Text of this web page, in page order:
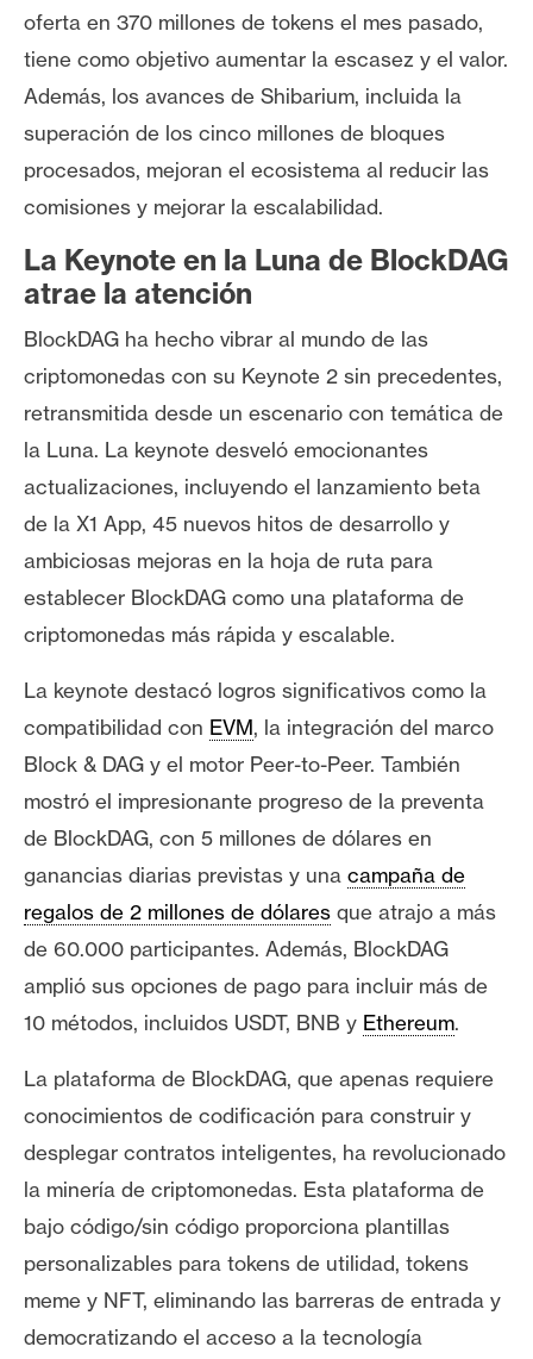
oferta en 370 millones de tokens el mes pasado,
tiene como objetivo aumentar la escasez y el valor.
Además, los avances de Shibarium, incluida la
superación de los cinco millones de bloques
procesados, mejoran el ecosistema al reducir las
comisiones y mejorar la escalabilidad.
La Keynote en la Luna de BlockDAG
atrae la atención
BlockDAG ha hecho vibrar al mundo de las
criptomonedas con su Keynote 2 sin precedentes,
retransmitida desde un escenario con temática de
la Luna. La keynote desveló emocionantes
actualizaciones, incluyendo el lanzamiento beta
de la X1 App, 45 nuevos hitos de desarrollo y
ambiciosas mejoras en la hoja de ruta para
establecer BlockDAG como una plataforma de
criptomonedas más rápida y escalable.
La keynote destacó logros significativos como la
compatibilidad con EVM, la integración del marco
Block & DAG y el motor Peer-to-Peer. También
mostró el impresionante progreso de la preventa
de BlockDAG, con 5 millones de dólares en
ganancias diarias previstas y una campaña de
regalos de 2 millones de dólares que atrajo a más
de 60.000 participantes. Además, BlockDAG
amplió sus opciones de pago para incluir más de
10 métodos, incluidos USDT, BNB y Ethereum.
La plataforma de BlockDAG, que apenas requiere
conocimientos de codificación para construir y
desplegar contratos inteligentes, ha revolucionado
la minería de criptomonedas. Esta plataforma de
bajo código/sin código proporciona plantillas
personalizables para tokens de utilidad, tokens
meme y NFT, eliminando las barreras de entrada y
democratizando el acceso a la tecnología